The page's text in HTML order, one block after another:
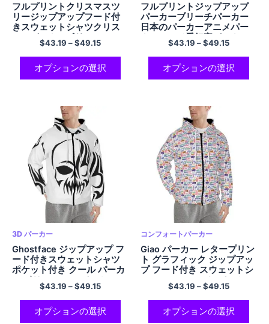
フルプリントクリスマスツ
リージップアップフード付
きスウェットシャツクリス
マスパーカーポリエステル
パーカー男性と女性のため
のクリスマスギフト
$43.19 –$49.15
オプションの選択
フルプリントジップアップ
パーカーブリーチパーカー
日本のパーカーアニメパー
カーアニメ愛好家パーカー
ポリエステルフード付きス
ウェットシャツ男性と女性
$43.19 –$49.15
オプションの選択
3D パーカー
Ghostface ジップアップ フ
ード付きスウェットシャツ
ポケット付き クール パーカ
ー ポリエステル パーカー
$43.19 –$49.15
オプションの選択
コンフォートパーカー
Giao パーカー レタープリン
ト グラフィック ジップアッ
プ フード付き スウェットシ
ャツ コンフォート パーカー
メンズ レディース
$43.19 –$49.15
オプションの選択